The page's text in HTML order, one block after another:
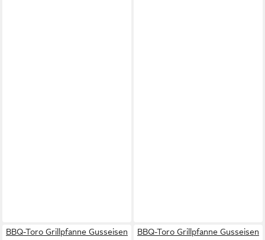
BBQ-Toro Grillpfanne Gusseisen
BBQ-Toro Grillpfanne Gusseisen